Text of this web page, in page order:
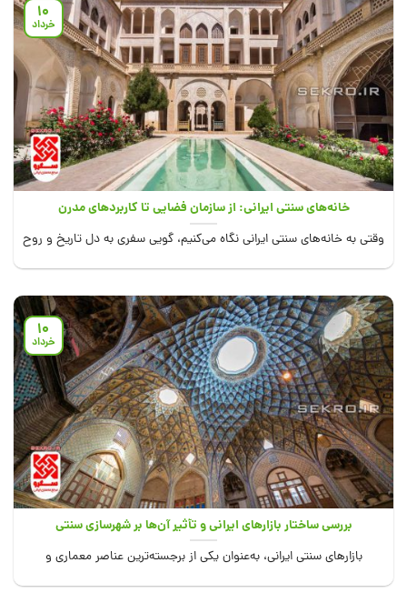
خانه‌های سنتی ایرانی: از سازمان فضایی تا کاربردهای مدرن
وقتی به خانه‌های سنتی ایرانی نگاه می‌کنیم، گویی سفری به دل تاریخ و روح
10
خرداد
بررسی ساختار بازارهای ایرانی و تأثیر آن‌ها بر شهرسازی سنتی
بازارهای سنتی ایرانی، به‌عنوان یکی از برجسته‌ترین عناصر معماری و
10
خرداد